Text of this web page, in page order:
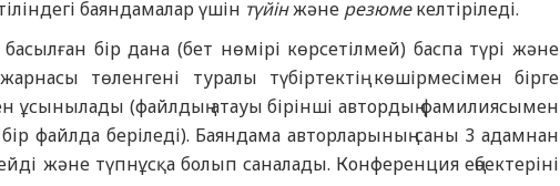
баяндамалар үшін түйінжәне резюмекелтіріледі.
бір дана (бет нөмірі көрсетілмей) баспа түрі және
төленгені туралы түбіртектің көшірмесімен бірге
ұсынылады (файлдың атауы бірінші автордың фамилиясымен
файлда беріледі). Баяндама авторларының саны 3 адамнан
және түпнұсқа болып саналады. Конференция еңбектерінің